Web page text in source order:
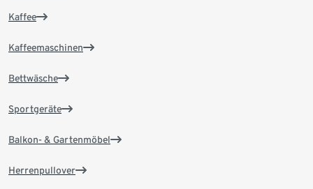
Kaffee
Kaffeemaschinen
Bettwäsche
Sportgeräte
Balkon- & Gartenmöbel
Herrenpullover